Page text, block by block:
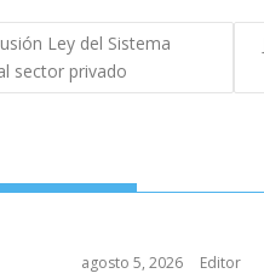
Ley del Sistema
sector privado
agosto 5, 2026 Editor